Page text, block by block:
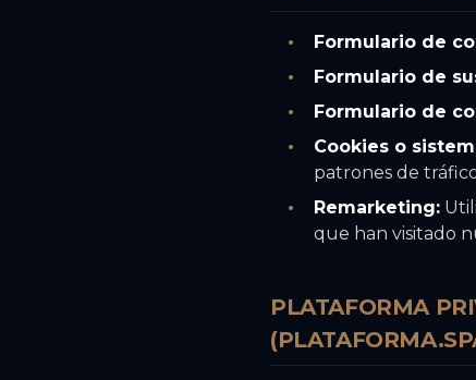
Formulario de
Formulario de
Formulario de
Cookies o
patrones de
Remarketing:
que han visitado
PLATAFORMA